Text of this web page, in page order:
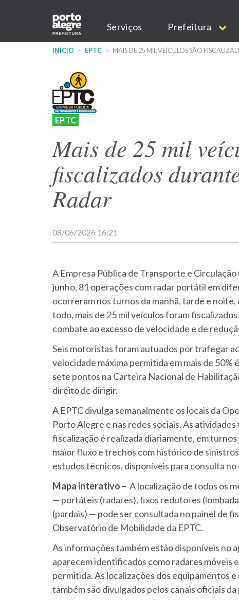
conteúdo
Main
navigation
Serviços Prefeitura
INÍCIO EPTC MAIS DE 25 MIL VEÍCULOS SÃO
EPTC
Mais de 25 mil
fiscalizados
Radar
08/06/2026 16:21
A Empresa Pública de Transporte e Circulação
junho, 81 operações com radar portátil em
ocorreram nos turnos da manhã, tarde e
todo, mais de 25 mil veículos foram
combate ao excesso de velocidade e de
Seis motoristas foram autuados por trafegar
velocidade máxima permitida em mais de 50%
sete pontos na Carteira Nacional de
direito de dirigir.
A EPTC divulga semanalmente os locais da
Porto Alegre e nas redes sociais. As
fiscalização é realizada diariamente, em
maior fluxo e trechos com histórico de
estudos técnicos, disponíveis para consulta no
Mapa interativo – A localização de todos os
— portáteis (radares), fixos redutores
(pardais) — pode ser consultada no painel de
Observatório de Mobilidade da EPTC.
As informações também estão disponíveis no
aparecem identificados como radares móveis
permitida. As localizações dos equipamentos
também são divulgados pelos canais oficiais